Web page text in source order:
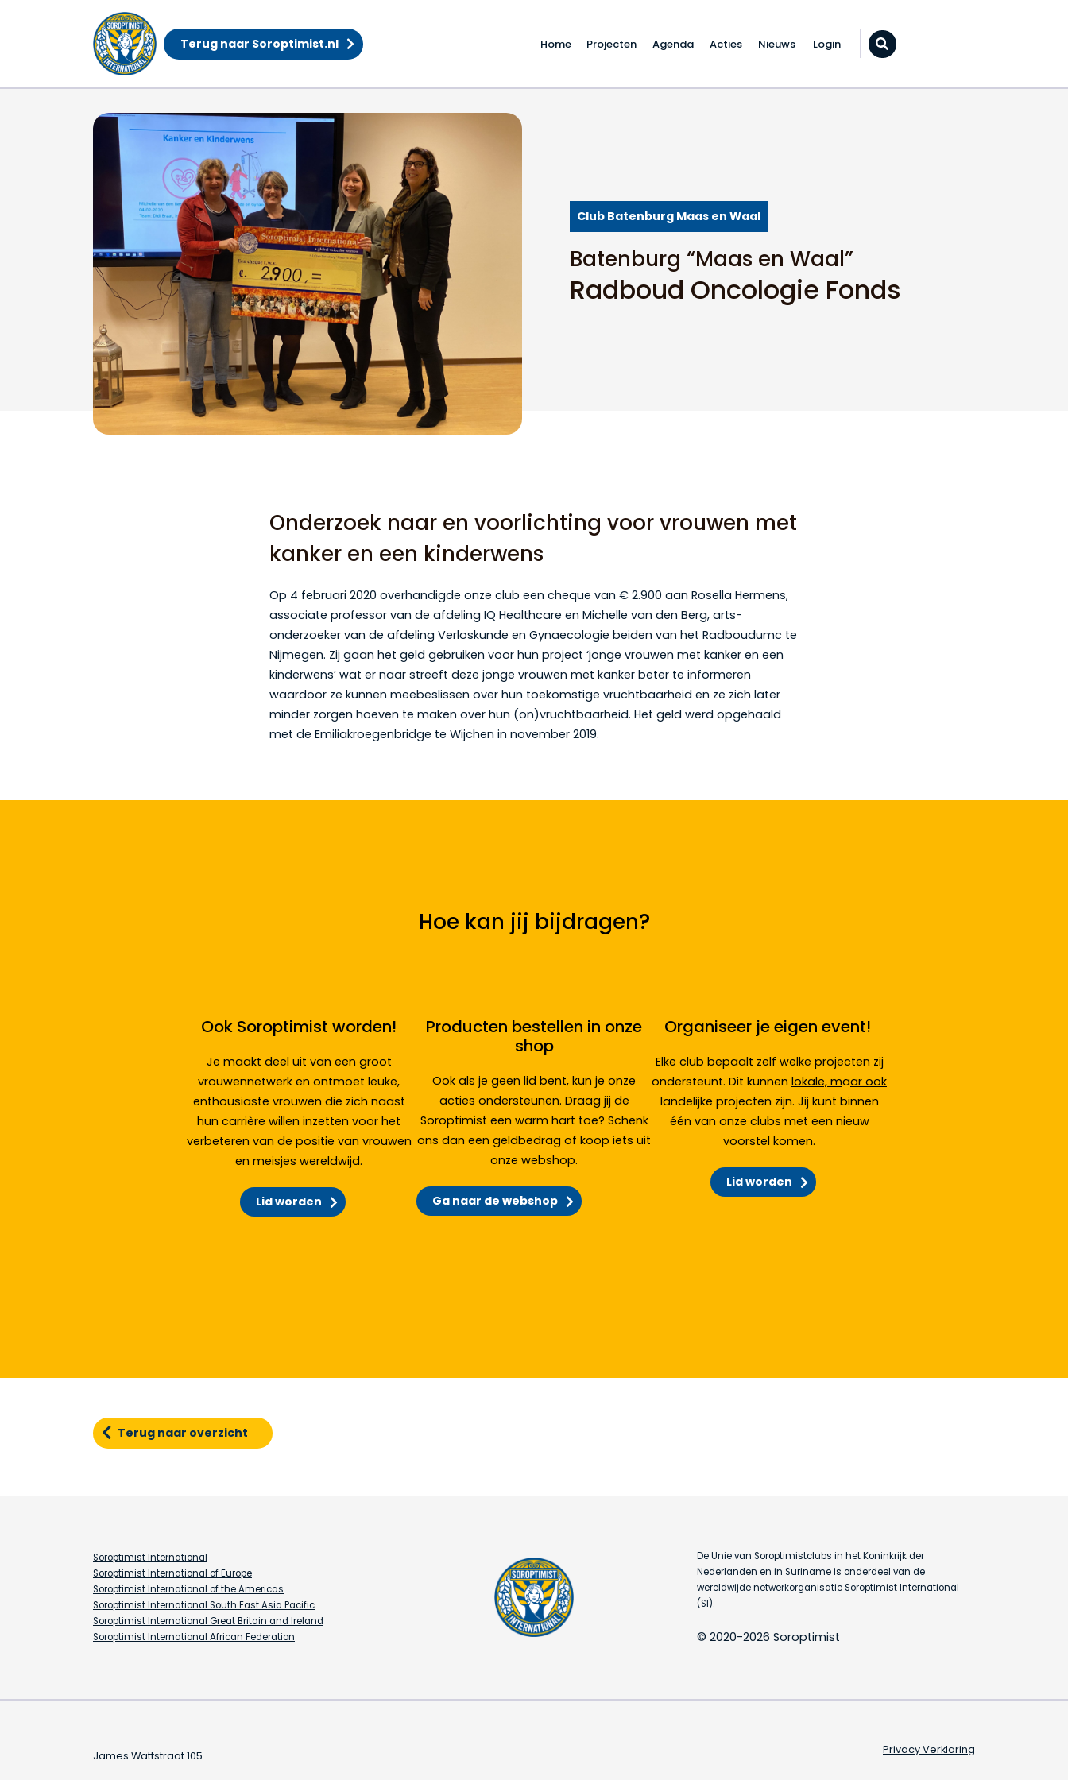
Terug naar Soroptimist.nl Home Projecten Agenda Acties Nieuws Login Zoeken...
Radboud Oncologie Fonds
Club Batenburg Maas en Waal
Batenburg “Maas en Waal”
Radboud Oncologie Fonds
Onderzoek naar en voorlichting voor vrouwen met
kanker en een kinderwens
Op 4 februari 2020 overhandigde onze club een cheque van € 2.900 aan Rosella Hermens,
associate professor van de afdeling IQ Healthcare en Michelle van den Berg, arts-
onderzoeker van de afdeling Verloskunde en Gynaecologie beiden van het Radboudumc te
Nijmegen. Zij gaan het geld gebruiken voor hun project ‘jonge vrouwen met kanker en een
kinderwens’ wat er naar streeft deze jonge vrouwen met kanker beter te informeren
waardoor ze kunnen meebeslissen over hun toekomstige vruchtbaarheid en ze zich later
minder zorgen hoeven te maken over hun (on)vruchtbaarheid. Het geld werd opgehaald
met de Emiliakroegenbridge te Wijchen in november 2019.
Hoe kan jij bijdragen?
Ook Soroptimist worden!
Je maakt deel uit van een groot
vrouwennetwerk en ontmoet leuke,
enthousiaste vrouwen die zich naast
hun carrière willen inzetten voor het
verbeteren van de positie van vrouwen
en meisjes wereldwijd.
Lid worden
Producten bestellen in onze
shop
Ook als je geen lid bent, kun je onze
acties ondersteunen. Draag jij de
Soroptimist een warm hart toe? Schenk
ons dan een geldbedrag of koop iets uit
onze webshop.
Ga naar de webshop
Organiseer je eigen event!
Elke club bepaalt zelf welke projecten zij
ondersteunt. Dit kunnen lokale, maar ook
landelijke projecten zijn. Jij kunt binnen
één van onze clubs met een nieuw
voorstel komen.
Lid worden
Terug naar overzicht
Soroptimist International
Soroptimist International of Europe
Soroptimist International of the Americas
Soroptimist International South East Asia Pacific
Soroptimist International Great Britain and Ireland
Soroptimist International African Federation
De Unie van Soroptimistclubs in het Koninkrijk der
Nederlanden en in Suriname is onderdeel van de
wereldwijde netwerkorganisatie Soroptimist International
(SI).
© 2020-2026 Soroptimist
James Wattstraat 105 Privacy Verklaring